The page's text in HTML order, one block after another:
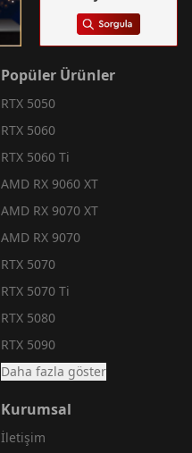
Popüler Ürünler
RTX 5050
RTX 5060
RTX 5060 Ti
AMD RX 9060 XT
AMD RX 9070 XT
AMD RX 9070
RTX 5070
RTX 5070 Ti
RTX 5080
RTX 5090
Daha fazla göster
Kurumsal
İletişim